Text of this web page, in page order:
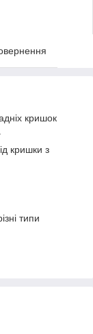
кришок
кришки з
типи